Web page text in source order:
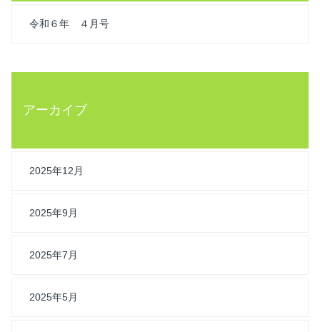
令和６年 ４月号
アーカイブ
2025年12月
2025年9月
2025年7月
2025年5月